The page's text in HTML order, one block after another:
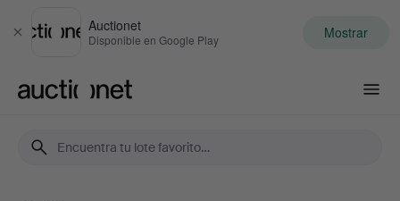
Cerrar
Auctionet
Disponible en Google Play Mostrar